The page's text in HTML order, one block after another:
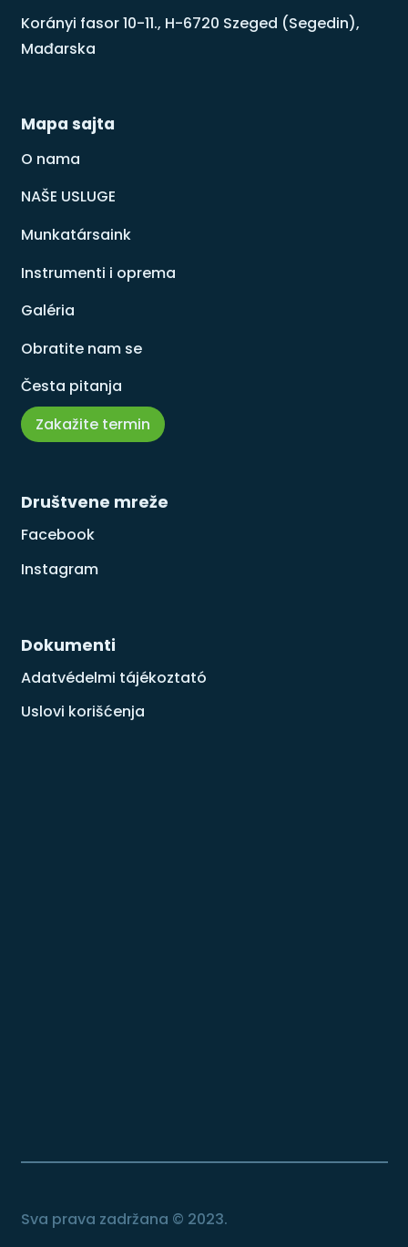
Korányi fasor 10-11., H-6720 Szeged (Segedin),
Mađarska
Mapa sajta
O nama
NAŠE USLUGE
Munkatársaink
Instrumenti i oprema
Galéria
Obratite nam se
Česta pitanja
Zakažite termin
Društvene mreže
Facebook
Instagram
Dokumenti
Adatvédelmi tájékoztató
Uslovi korišćenja
Sva prava zadržana © 2023.